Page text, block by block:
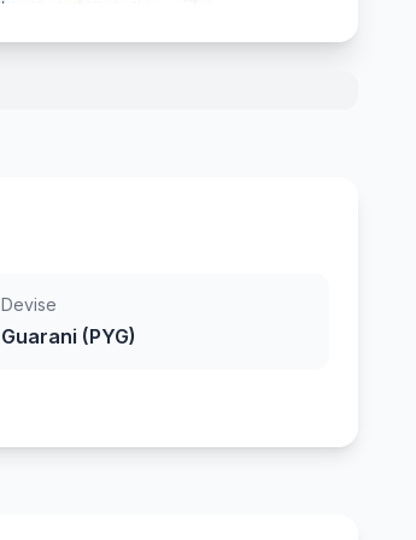
Devise
Guarani (PYG)